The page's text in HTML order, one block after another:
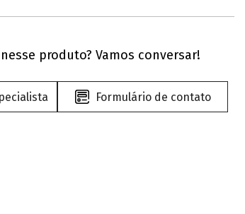
produto? Vamos conversar!
Formulário de contato